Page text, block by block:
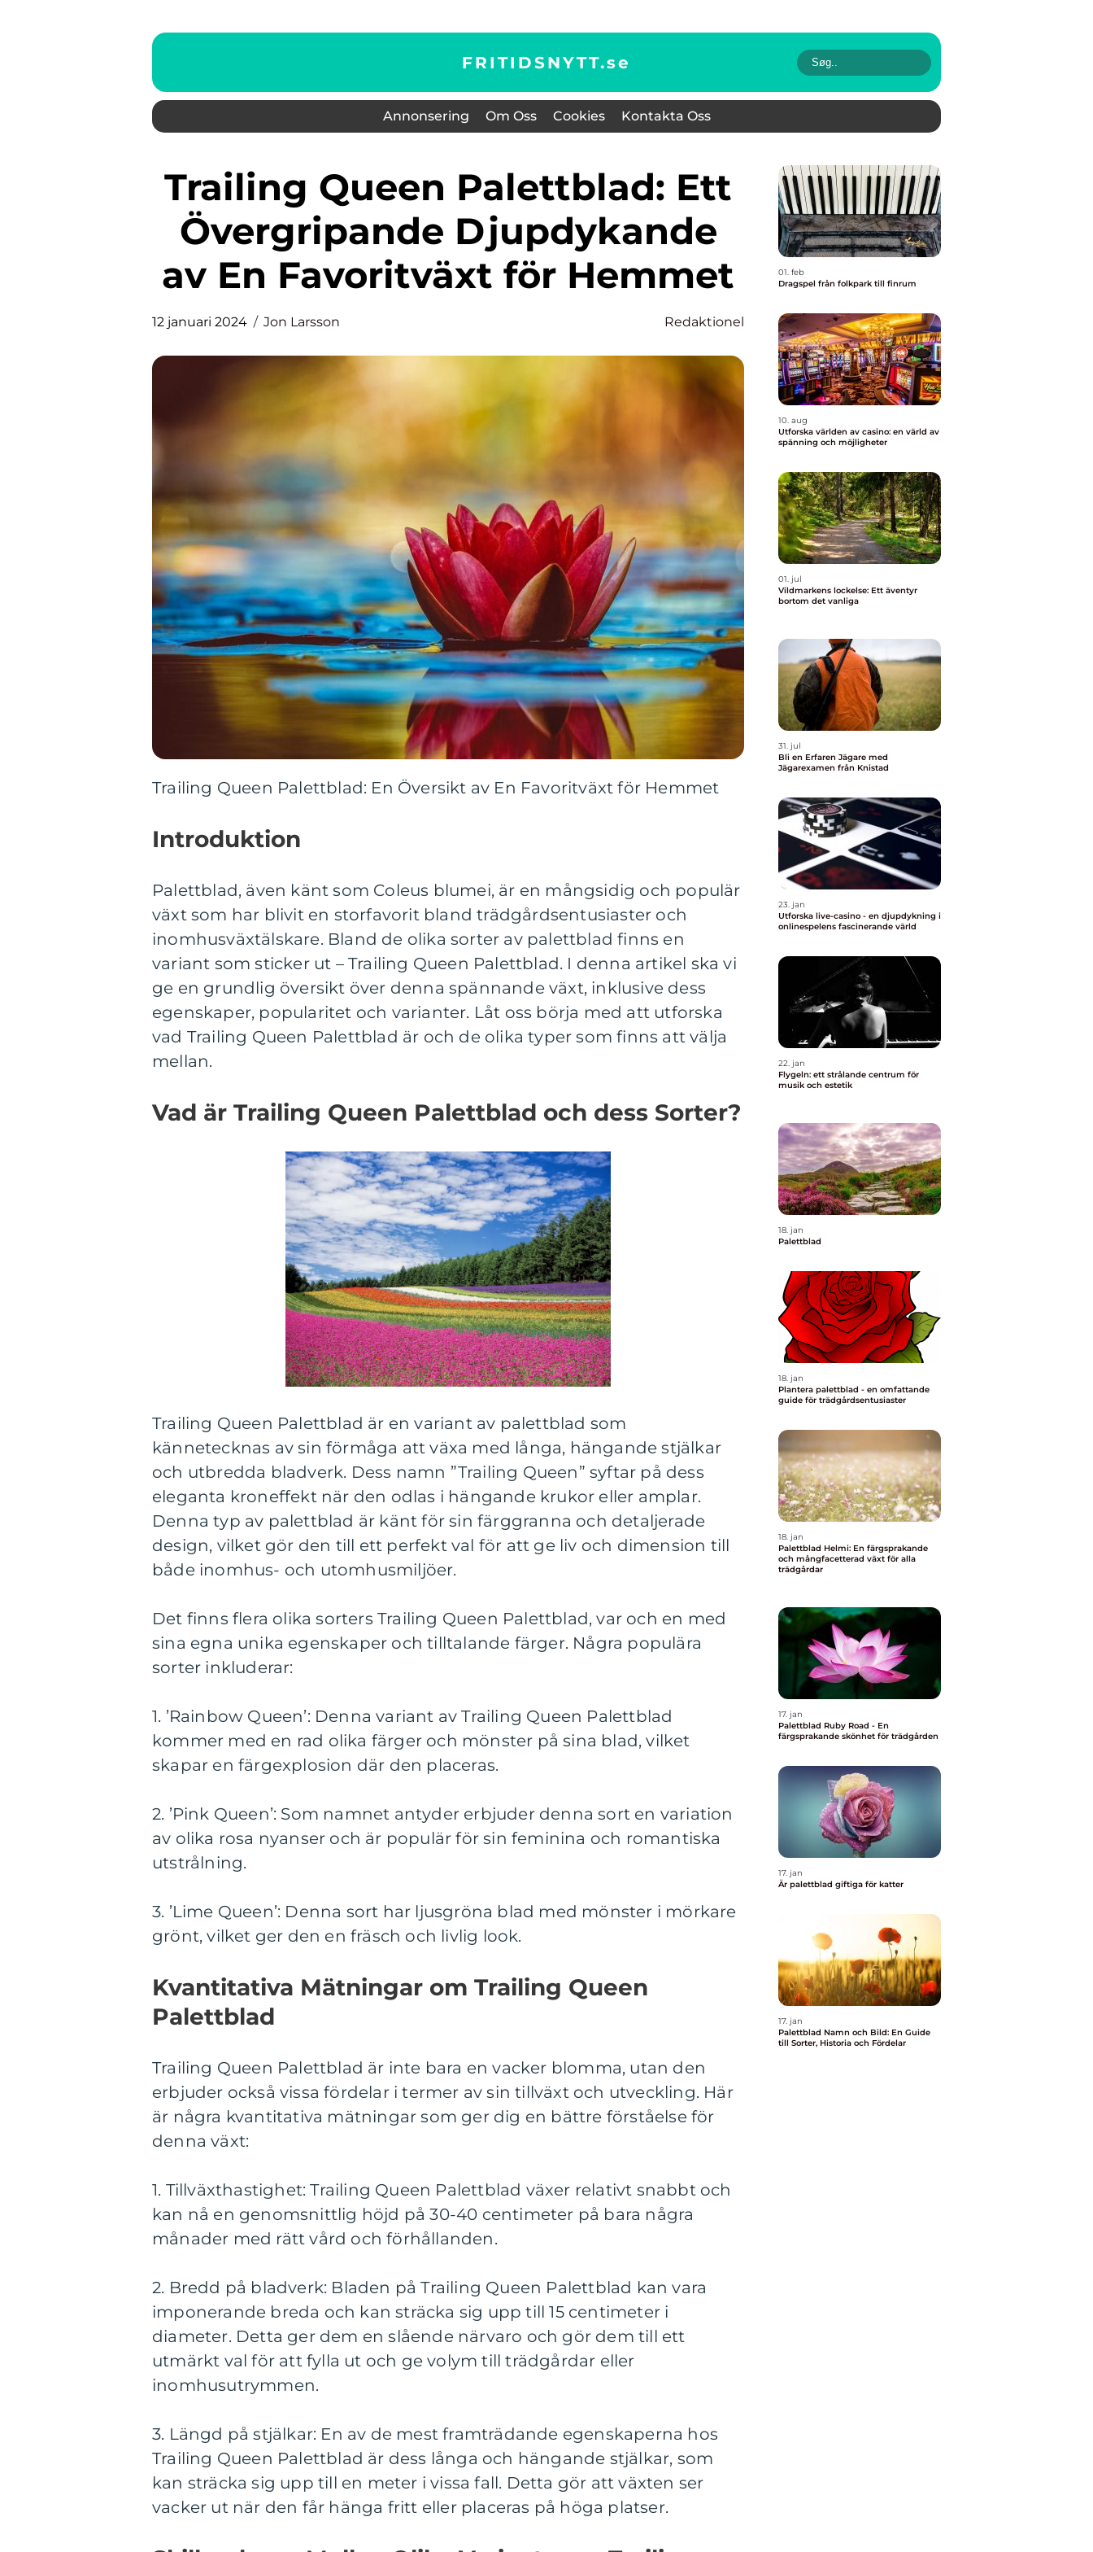
FRITIDSNYTT.se
Annonsering Om Oss Cookies Kontakta Oss
Trailing Queen Palettblad: Ett
Övergripande Djupdykande
av En Favoritväxt för Hemmet
12 januari 2024 Jon Larsson Redaktionel
Trailing Queen Palettblad: En Översikt av En Favoritväxt för Hemmet
Introduktion
Palettblad, även känt som Coleus blumei, är en mångsidig och populär
växt som har blivit en storfavorit bland trädgårdsentusiaster och
inomhusväxtälskare. Bland de olika sorter av palettblad finns en
variant som sticker ut – Trailing Queen Palettblad. I denna artikel ska vi
ge en grundlig översikt över denna spännande växt, inklusive dess
egenskaper, popularitet och varianter. Låt oss börja med att utforska
vad Trailing Queen Palettblad är och de olika typer som finns att välja
mellan.
Vad är Trailing Queen Palettblad och dess Sorter?
Trailing Queen Palettblad är en variant av palettblad som
kännetecknas av sin förmåga att växa med långa, hängande stjälkar
och utbredda bladverk. Dess namn ”Trailing Queen” syftar på dess
eleganta kroneffekt när den odlas i hängande krukor eller amplar.
Denna typ av palettblad är känt för sin färggranna och detaljerade
design, vilket gör den till ett perfekt val för att ge liv och dimension till
både inomhus- och utomhusmiljöer.
Det finns flera olika sorters Trailing Queen Palettblad, var och en med
sina egna unika egenskaper och tilltalande färger. Några populära
sorter inkluderar:
1. ’Rainbow Queen’: Denna variant av Trailing Queen Palettblad
kommer med en rad olika färger och mönster på sina blad, vilket
skapar en färgexplosion där den placeras.
2. ’Pink Queen’: Som namnet antyder erbjuder denna sort en variation
av olika rosa nyanser och är populär för sin feminina och romantiska
utstrålning.
3. ’Lime Queen’: Denna sort har ljusgröna blad med mönster i mörkare
grönt, vilket ger den en fräsch och livlig look.
Kvantitativa Mätningar om Trailing Queen
Palettblad
Trailing Queen Palettblad är inte bara en vacker blomma, utan den
erbjuder också vissa fördelar i termer av sin tillväxt och utveckling. Här
är några kvantitativa mätningar som ger dig en bättre förståelse för
denna växt:
1. Tillväxthastighet: Trailing Queen Palettblad växer relativt snabbt och
kan nå en genomsnittlig höjd på 30-40 centimeter på bara några
månader med rätt vård och förhållanden.
2. Bredd på bladverk: Bladen på Trailing Queen Palettblad kan vara
imponerande breda och kan sträcka sig upp till 15 centimeter i
diameter. Detta ger dem en slående närvaro och gör dem till ett
utmärkt val för att fylla ut och ge volym till trädgårdar eller
inomhusutrymmen.
3. Längd på stjälkar: En av de mest framträdande egenskaperna hos
Trailing Queen Palettblad är dess långa och hängande stjälkar, som
kan sträcka sig upp till en meter i vissa fall. Detta gör att växten ser
vacker ut när den får hänga fritt eller placeras på höga platser.
01. feb
Dragspel från folkpark till finrum
10. aug
Utforska världen av casino: en värld av
spänning och möjligheter
01. jul
Vildmarkens lockelse: Ett äventyr
bortom det vanliga
31. jul
Bli en Erfaren Jägare med
Jägarexamen från Knistad
23. jan
Utforska live-casino - en djupdykning i
onlinespelens fascinerande värld
22. jan
Flygeln: ett strålande centrum för
musik och estetik
18. jan
Palettblad
18. jan
Plantera palettblad - en omfattande
guide för trädgårdsentusiaster
18. jan
Palettblad Helmi: En färgsprakande
och mångfacetterad växt för alla
trädgårdar
17. jan
Palettblad Ruby Road - En
färgsprakande skönhet för trädgården
17. jan
Är palettblad giftiga för katter
17. jan
Palettblad Namn och Bild: En Guide
till Sorter, Historia och Fördelar